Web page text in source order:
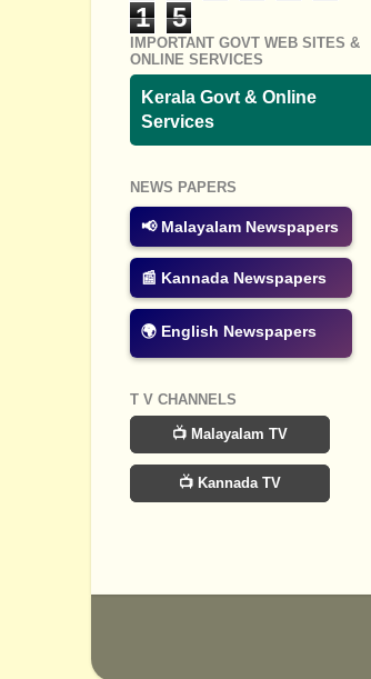
1
5
IMPORTANT GOVT WEB SITES &
ONLINE SERVICES
Kerala Govt & Online
Services
NEWS PAPERS
📢 Malayalam Newspapers
📰 Kannada Newspapers
🌍 English Newspapers
T V CHANNELS
📺 Malayalam TV
📺 Kannada TV